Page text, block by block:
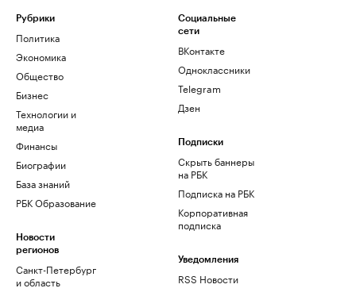
Рубрики
Политика
Экономика
Общество
Бизнес
Технологии и
медиа
Финансы
Биографии
База знаний
РБК Образование
Новости
регионов
Санкт-Петербург
и область
Социальные
сети
ВКонтакте
Одноклассники
Telegram
Дзен
Подписки
Скрыть баннеры
на РБК
Подписка на РБК
Корпоративная
подписка
Уведомления
RSS Новости